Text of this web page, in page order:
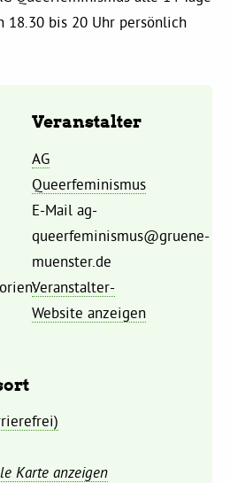
MdL
18.30 bis 20 Uhr persönlich
Karte anzeigen
Veranstalter
AG
Queerfeminismus
E-Mail ag-
queerfeminismus@gruene-
muenster.de
Veranstalter-
Website anzeigen